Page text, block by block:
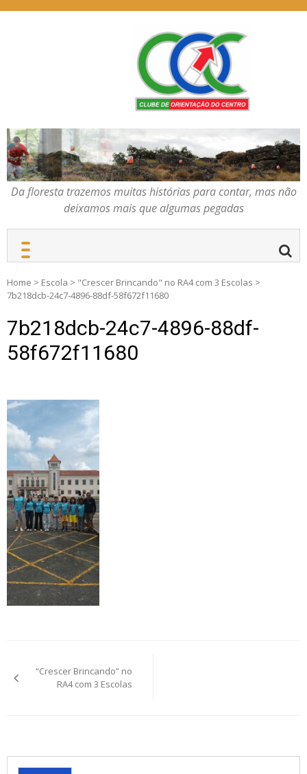
COC – CLUBE DE
ORIENTAÇÃO DO
CENTRO
Da floresta trazemos
muitas histórias para
contar, mas não deixamos
mais que algumas
pegadas
Da floresta trazemos muitas histórias para contar, mas não
deixamos mais que algumas pegadas
Home > Escola > "Crescer Brincando" no RA4 com 3 Escolas >
7b218dcb-24c7-4896-88df-58f672f11680
7b218dcb-24c7-4896-88df-
58f672f11680
navigation
“Crescer Brincando” no
RA4 com 3 Escolas